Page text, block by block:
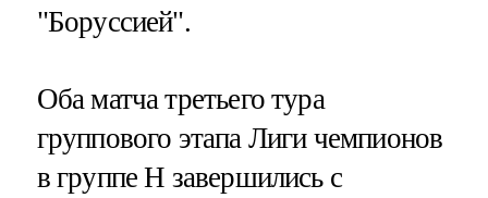
"Боруссией".
Оба матча третьего тура
группового этапа Лиги чемпионов
в группе Н завершились с